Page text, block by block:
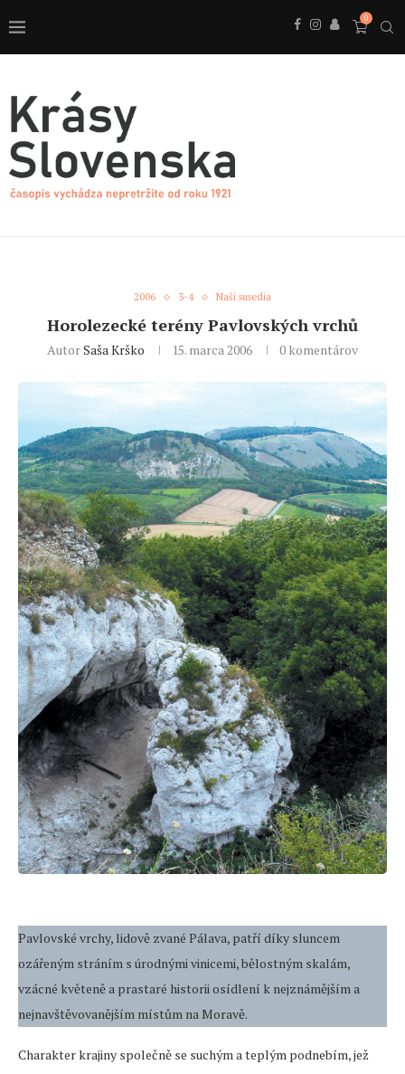
0
2006 3-4 Naši susedia
Horolezecké terény Pavlovských vrchů
AutorSaša Krško 15. marca 2006 0 komentárov
Pavlovské vrchy, lidově zvané Pálava, patří díky sluncem
ozářeným stráním s úrodnými vinicemi, bělostným skalám,
vzácné květeně a prastaré historii osídlení k nejznámějším a
nejnavštěvovanějším místům na Moravě.
Charakter krajiny společně se suchým a teplým podnebím, jež